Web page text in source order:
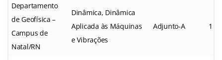
Departamento
de Geofísica –
Campus de
Natal/RN
Dinâmica, Dinâmica
Aplicada às Máquinas
e Vibrações
Adjunto-A 1